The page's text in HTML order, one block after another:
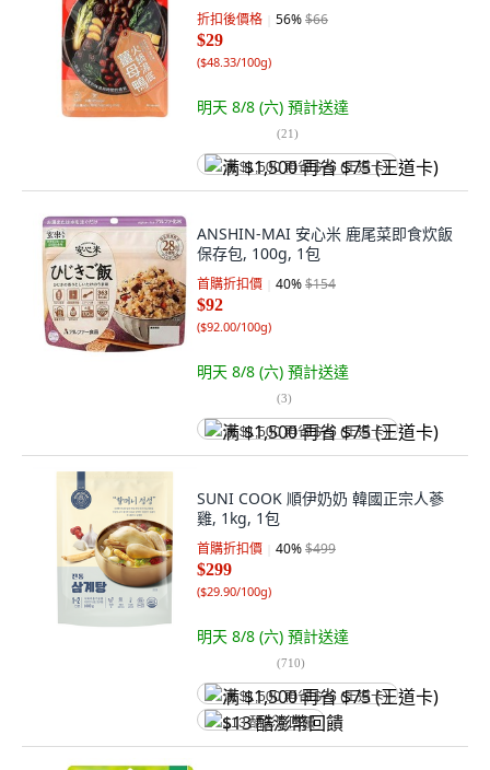
折扣後價格 56%$66
$29
($48.33/100g)
明天 8/8 (六) 預計送達
(21)
满 $1,500 再省 $75 (王道卡)
ANSHIN-MAI 安心米 鹿尾菜即食炊飯
保存包, 100g, 1包
首購折扣價 40%$154
$92
($92.00/100g)
明天 8/8 (六) 預計送達
(3)
满 $1,500 再省 $75 (王道卡)
SUNI COOK 順伊奶奶 韓國正宗人蔘
雞, 1kg, 1包
首購折扣價 40%$499
$299
($29.90/100g)
明天 8/8 (六) 預計送達
(710)
满 $1,500 再省 $75 (王道卡)
$13 酷澎幣回饋